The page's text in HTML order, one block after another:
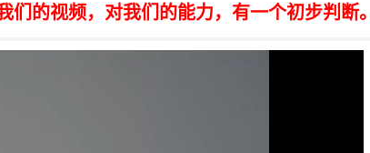
的视频，对我们的能力，有一个初步判断。